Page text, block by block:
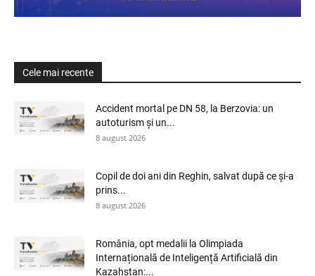
Cele mai recente
Accident mortal pe DN 58, la Berzovia: un
autoturism și un...
8 august 2026
Copil de doi ani din Reghin, salvat după ce și-a
prins...
8 august 2026
România, opt medalii la Olimpiada
Internațională de Inteligență Artificială din
Kazahstan:...